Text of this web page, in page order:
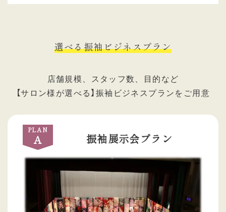
選べる振袖ビジネスプラン
店舗規模、スタッフ数、目的など
【サロン様が選べる】振袖ビジネスプランをご用意
PLAN
A 振袖展示会プラン